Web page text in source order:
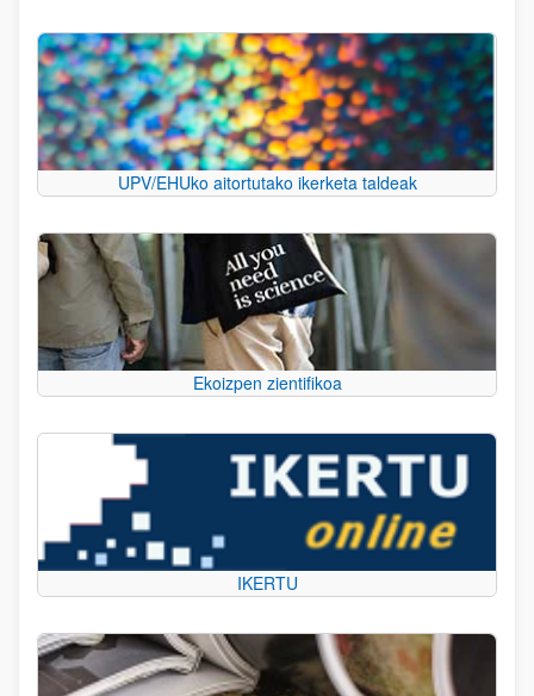
UPV/EHUko aitortutako ikerketa taldeak
Ekoizpen zientifikoa
IKERTU